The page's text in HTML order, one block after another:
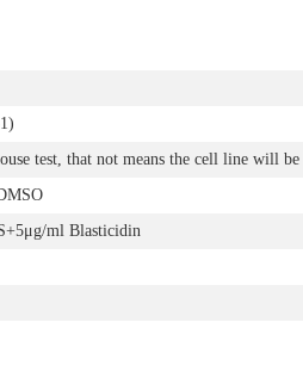
test, that not means the cell line will be
ml Blasticidin